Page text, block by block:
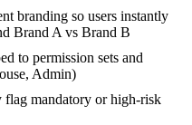
branding so users instantly
Brand A vs Brand B
to permission sets and
Admin)
mandatory or high-risk